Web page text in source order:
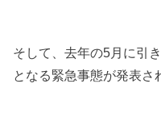
そして、去年の5月に引
となる緊急事態が発表さ